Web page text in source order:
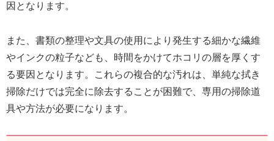
因となります。
また、書類の整理や文具の使用により発生する細かな繊維
やインクの粒子なども、時間をかけてホコリの層を厚くす
る要因となります。これらの複合的な汚れは、単純な拭き
掃除だけでは完全に除去することが困難で、専用の掃除道
具や方法が必要になります。